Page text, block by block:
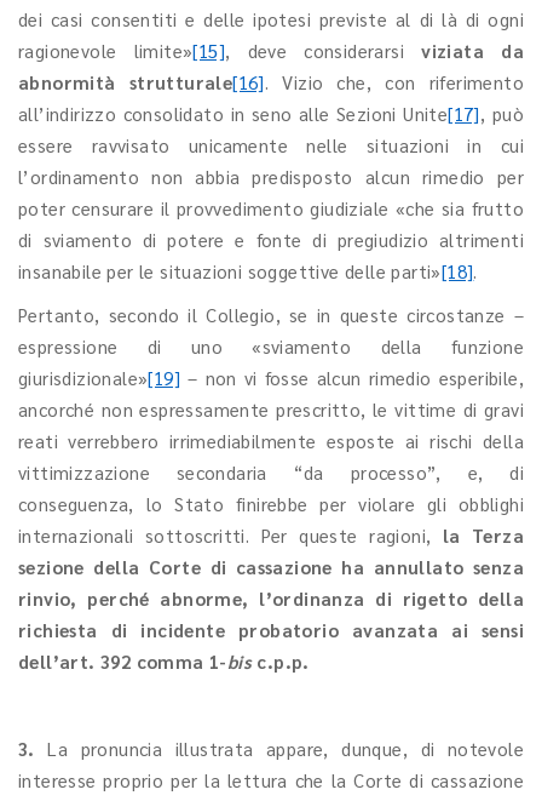
dei casi consentiti e delle ipotesi previste al di là di ogni
ragionevole limite»[15], deve considerarsiviziata da
abnormità strutturale[16]. Vizio che, con riferimento
all’indirizzo consolidato in seno alle Sezioni Unite[17], può
essere ravvisato unicamente nelle situazioni in cui
l’ordinamento non abbia predisposto alcun rimedio per
poter censurare il provvedimento giudiziale «che sia frutto
di sviamento di potere e fonte di pregiudizio altrimenti
insanabile per le situazioni soggettive delle parti»[18].
Pertanto, secondo il Collegio, se in queste circostanze –
espressione di uno «sviamento della funzione
giurisdizionale»[19] – non vi fosse alcun rimedio esperibile,
ancorché non espressamente prescritto, le vittime di gravi
reati verrebbero irrimediabilmente esposte ai rischi della
vittimizzazione secondaria “da processo”, e, di
conseguenza, lo Stato finirebbe per violare gli obblighi
internazionali sottoscritti. Per queste ragioni, la Terza
sezione della Corte di cassazione ha annullato senza
rinvio, perché abnorme, l’ordinanza di rigetto della
richiesta di incidente probatorio avanzata ai sensi
dell’art. 392 comma 1-bisc.p.p.
3. La pronuncia illustrata appare, dunque, di notevole
interesse proprio per la lettura che la Corte di cassazione